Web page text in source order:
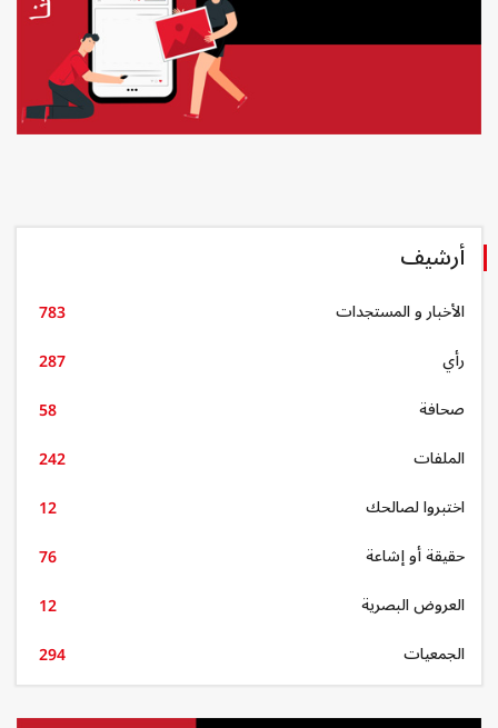
أرشيف
الأخبار و المستجدات
783
رأي
287
صحافة
58
الملفات
242
اختبروا لصالحك
12
حقيقة أو إشاعة
76
العروض البصرية
12
الجمعيات
294